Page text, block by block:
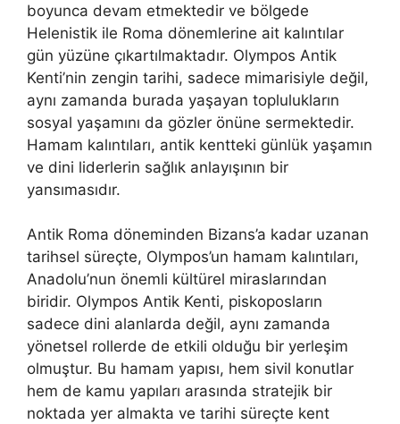
boyunca devam etmektedir ve bölgede
Helenistik ile Roma dönemlerine ait kalıntılar
gün yüzüne çıkartılmaktadır. Olympos Antik
Kenti’nin zengin tarihi, sadece mimarisiyle değil,
aynı zamanda burada yaşayan toplulukların
sosyal yaşamını da gözler önüne sermektedir.
Hamam kalıntıları, antik kentteki günlük yaşamın
ve dini liderlerin sağlık anlayışının bir
yansımasıdır.
Antik Roma döneminden Bizans’a kadar uzanan
tarihsel süreçte, Olympos’un hamam kalıntıları,
Anadolu’nun önemli kültürel miraslarından
biridir. Olympos Antik Kenti, piskoposların
sadece dini alanlarda değil, aynı zamanda
yönetsel rollerde de etkili olduğu bir yerleşim
olmuştur. Bu hamam yapısı, hem sivil konutlar
hem de kamu yapıları arasında stratejik bir
noktada yer almakta ve tarihi süreçte kent